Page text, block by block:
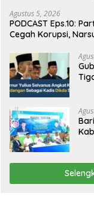
Agustus 5, 2026
PODCAST Eps.10:
Cegah Korupsi,